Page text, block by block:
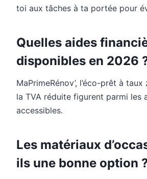
toi aux tâches à ta portée pour
Quelles aides
disponibles en 2026
MaPrimeRénov’, l’éco-prêt à
la TVA réduite figurent parmi les
accessibles.
Les matériaux
ils une bonne option